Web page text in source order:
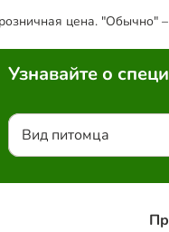
цена. "Обычно"
Узнавайте о
Вид питомца